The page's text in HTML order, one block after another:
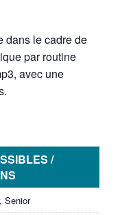
dans le cadre de
par routine
avec une
/
Senior